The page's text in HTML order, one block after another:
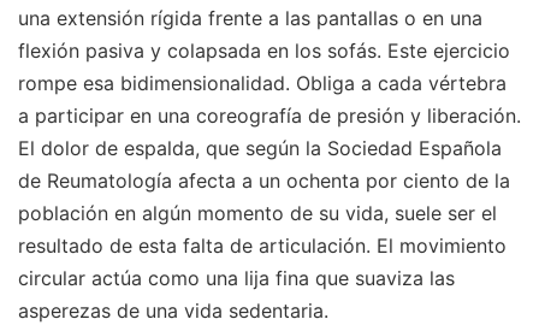
una extensión rígida frente a las pantallas o en una
flexión pasiva y colapsada en los sofás. Este ejercicio
rompe esa bidimensionalidad. Obliga a cada vértebra
a participar en una coreografía de presión y liberación.
El dolor de espalda, que según la Sociedad Española
de Reumatología afecta a un ochenta por ciento de la
población en algún momento de su vida, suele ser el
resultado de esta falta de articulación. El movimiento
circular actúa como una lija fina que suaviza las
asperezas de una vida sedentaria.